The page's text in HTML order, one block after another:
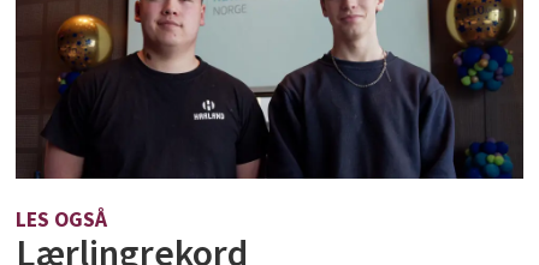
LES OGSÅ
Lærlingrekord